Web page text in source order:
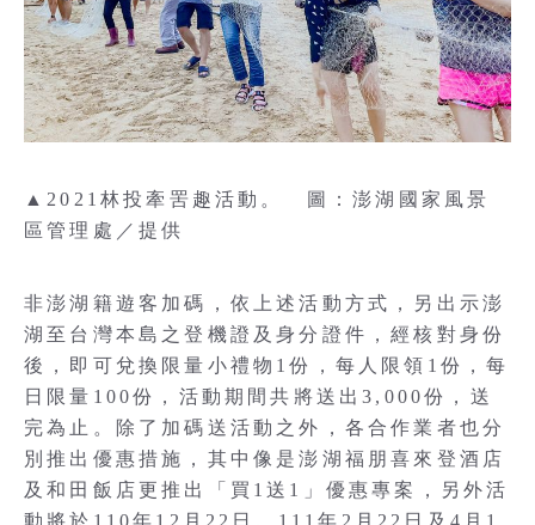
▲2021林投牽罟趣活動。 圖：澎湖國家風景
區管理處／提供
非澎湖籍遊客加碼，依上述活動方式，另出示澎
湖至台灣本島之登機證及身分證件，經核對身份
後，即可兌換限量小禮物1份，每人限領1份，每
日限量100份，活動期間共將送出3,000份，送
完為止。除了加碼送活動之外，各合作業者也分
別推出優惠措施，其中像是澎湖福朋喜來登酒店
及和田飯店更推出「買1送1」優惠專案，另外活
動將於110年12月22日、111年2月22日及4月1